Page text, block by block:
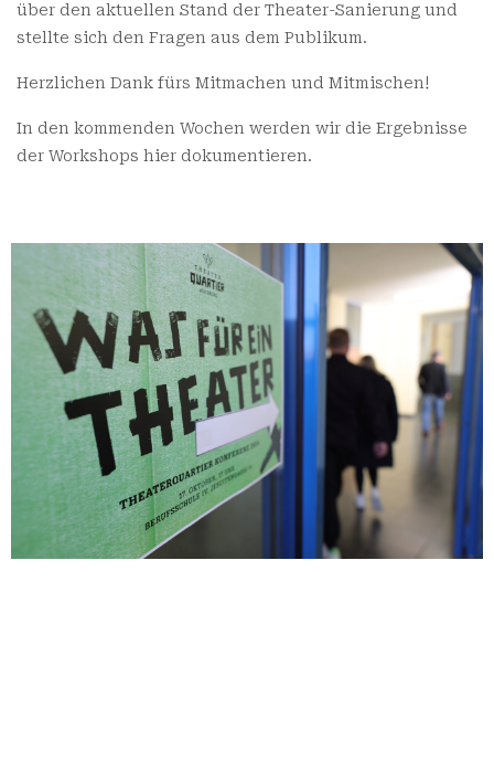
über den aktuellen Stand der Theater-Sanierung und
stellte sich den Fragen aus dem Publikum.
Herzlichen Dank fürs Mitmachen und Mitmischen!
In den kommenden Wochen werden wir die Ergebnisse
der Workshops hier dokumentieren.